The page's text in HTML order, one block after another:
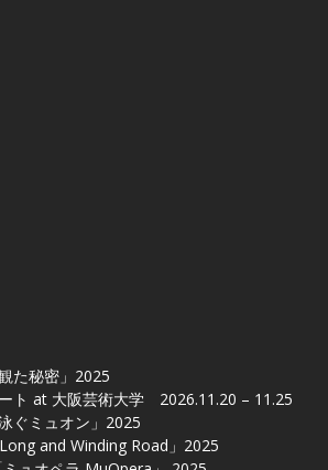
た秘密」2025
ト at 大阪芸術大学 2026.11.20 – 11.25
ぐミュオン」2025
and Winding Road」2025